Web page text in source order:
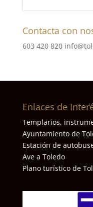
Contacta con
603 420 820
Enlaces de
Templarios,
Ayuntamiento de
Estación de
Ave a Toledo
Plano turístico de